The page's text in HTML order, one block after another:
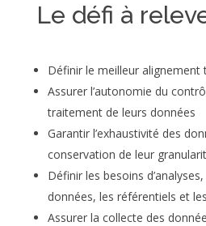
Le défi à
Définir le meilleur alignement
Assurer l’autonomie du
traitement de leurs données
Garantir l’exhaustivité des
conservation de leur
Définir les besoins
données, les référentiels et
Assurer la collecte des